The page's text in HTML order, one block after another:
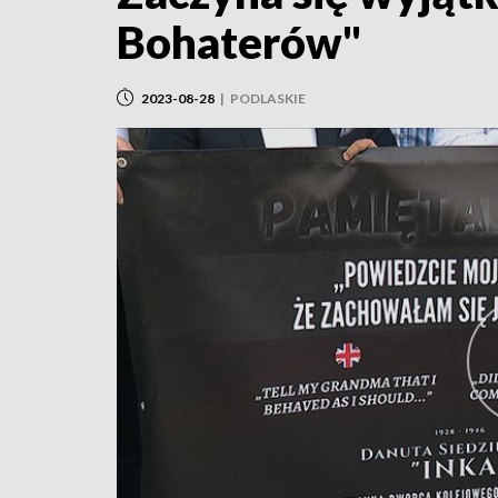
Bohaterów"
2023-08-28 | PODLASKIE